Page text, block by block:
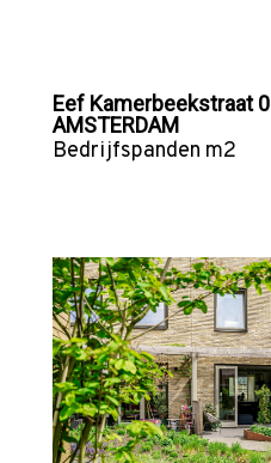
Eef Kamerbeekstraat 0
AMSTERDAM
Bedrijfspanden m2